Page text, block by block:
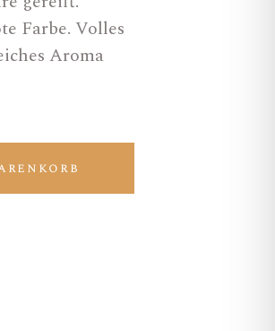
Farbe. Volles
Aroma